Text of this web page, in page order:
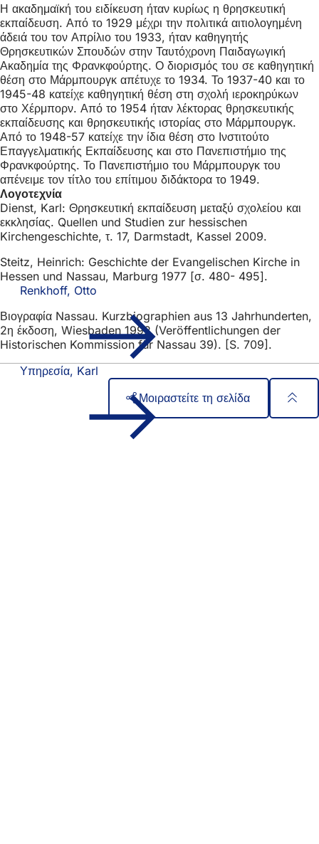
Η ακαδημαϊκή του ειδίκευση ήταν κυρίως η θρησκευτική
εκπαίδευση. Από το 1929 μέχρι την πολιτικά αιτιολογημένη
άδειά του τον Απρίλιο του 1933, ήταν καθηγητής
Θρησκευτικών Σπουδών στην Ταυτόχρονη Παιδαγωγική
Ακαδημία της Φρανκφούρτης. Ο διορισμός του σε καθηγητική
θέση στο Μάρμπουργκ απέτυχε το 1934. Το 1937-40 και το
1945-48 κατείχε καθηγητική θέση στη σχολή ιεροκηρύκων
στο Χέρμπορν. Από το 1954 ήταν λέκτορας θρησκευτικής
εκπαίδευσης και θρησκευτικής ιστορίας στο Μάρμπουργκ.
Από το 1948-57 κατείχε την ίδια θέση στο Ινστιτούτο
Επαγγελματικής Εκπαίδευσης και στο Πανεπιστήμιο της
Φρανκφούρτης. Το Πανεπιστήμιο του Μάρμπουργκ του
απένειμε τον τίτλο του επίτιμου διδάκτορα το 1949.
Λογοτεχνία
Dienst, Karl: Θρησκευτική εκπαίδευση μεταξύ σχολείου και
εκκλησίας. Quellen und Studien zur hessischen
Kirchengeschichte, τ. 17, Darmstadt, Kassel 2009.
Steitz, Heinrich: Geschichte der Evangelischen Kirche in
Hessen und Nassau, Marburg 1977 [σ. 480- 495].
Renkhoff, Otto
Βιογραφία Nassau. Kurzbiographien aus 13 Jahrhunderten,
2η έκδοση, Wiesbaden 1992 (Veröffentlichungen der
Historischen Kommission für Nassau 39). [S. 709].
Υπηρεσία, Karl
Μοιραστείτε τη σελίδα